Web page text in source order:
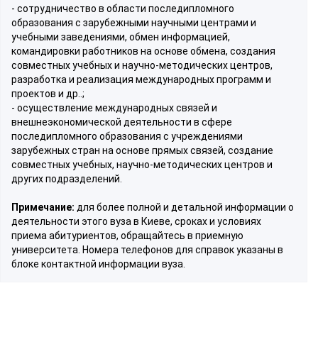
- сотрудничество в области последипломного
образования с зарубежными научными центрами и
учебными заведениями, обмен информацией,
командировки работников на основе обмена, создания
совместных учебных и научно-методических центров,
разработка и реализация международных программ и
проектов и др..;
- осуществление международных связей и
внешнеэкономической деятельности в сфере
последипломного образования с учреждениями
зарубежных стран на основе прямых связей, создание
совместных учебных, научно-методических центров и
других подразделений.
Примечание: для более полной и детальной информации о
деятельности этого вуза в Киеве, сроках и условиях
приема абитуриентов, обращайтесь в приемную
университета. Номера телефонов для справок указаны в
блоке контактной информации вуза.